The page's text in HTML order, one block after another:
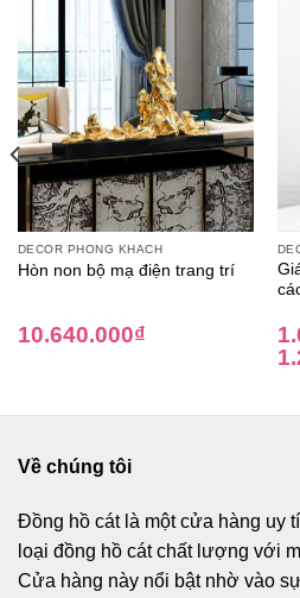
DECOR PHÒNG KHÁCH
Hòn non bộ mạ điện trang trí
10.640.000₫
Về chúng tôi
Đồng hồ cátlà một cửa hàng uy
loại đồng hồ cát chất lượng với
Cửa hàng này nổi bật nhờ vào